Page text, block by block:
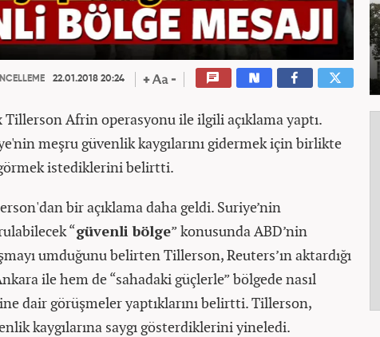
22.01.2018 20:24
Tillerson Afrin operasyonu ile ilgili açıklama yaptı.
meşru güvenlik kaygılarını gidermek için birlikte
istediklerini belirtti.
bir açıklama daha geldi. Suriye’nin
“güvenli bölge” konusunda ABD’nin
umduğunu belirten Tillerson, Reuters’ın aktardığı
ile hem de “sahadaki güçlerle” bölgede nasıl
dair görüşmeler yaptıklarını belirtti. Tillerson,
kaygılarına saygı gösterdiklerini yineledi.